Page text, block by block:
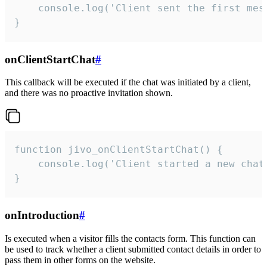
console.log('Client sent the first
}
onClientStartChat#
This callback will be executed if the chat was initiated by a client,
and there was no proactive invitation shown.
function jivo_onClientStartChat() {
console.log('Client started a new
}
onIntroduction#
Is executed when a visitor fills the contacts form. This function can
be used to track whether a client submitted contact details in order to
pass them in other forms on the website.